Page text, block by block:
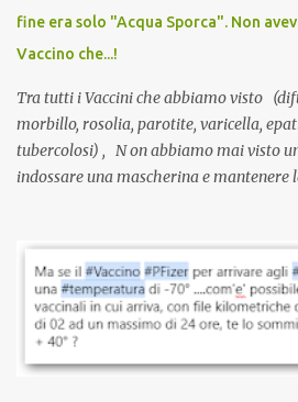
serve una prescrizione. Non c’è diagnosi.
L’unico atto richiesto è una fi...
fine era solo "Acqua Sporca". Non
Vaccino che...!
Tra tutti i Vaccini che abbiamo visto
morbillo, rosolia, parotite, varicella,
tubercolosi) , N on abbiamo mai visto
indossare una mascherina e mantenere
vaccinazione. Non avevamo mai
sconti, incentivi per vaccinarsi. Non
discriminazioni per coloro che non
vaccinato, nessuno aveva prima
persona cattiva. Non avevamo mai